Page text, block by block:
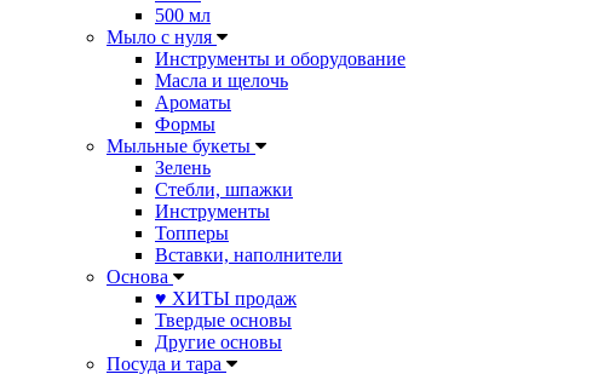
500 мл
Мыло с нуля
Инструменты и оборудование
Масла и щелочь
Ароматы
Формы
Мыльные букеты
Зелень
Стебли, шпажки
Инструменты
Топперы
Вставки, наполнители
Основа
♥ ХИТЫ продаж
Твердые основы
Другие основы
Посуда и тара